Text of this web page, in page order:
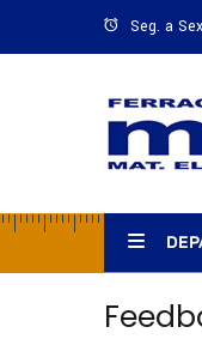
Seg. a